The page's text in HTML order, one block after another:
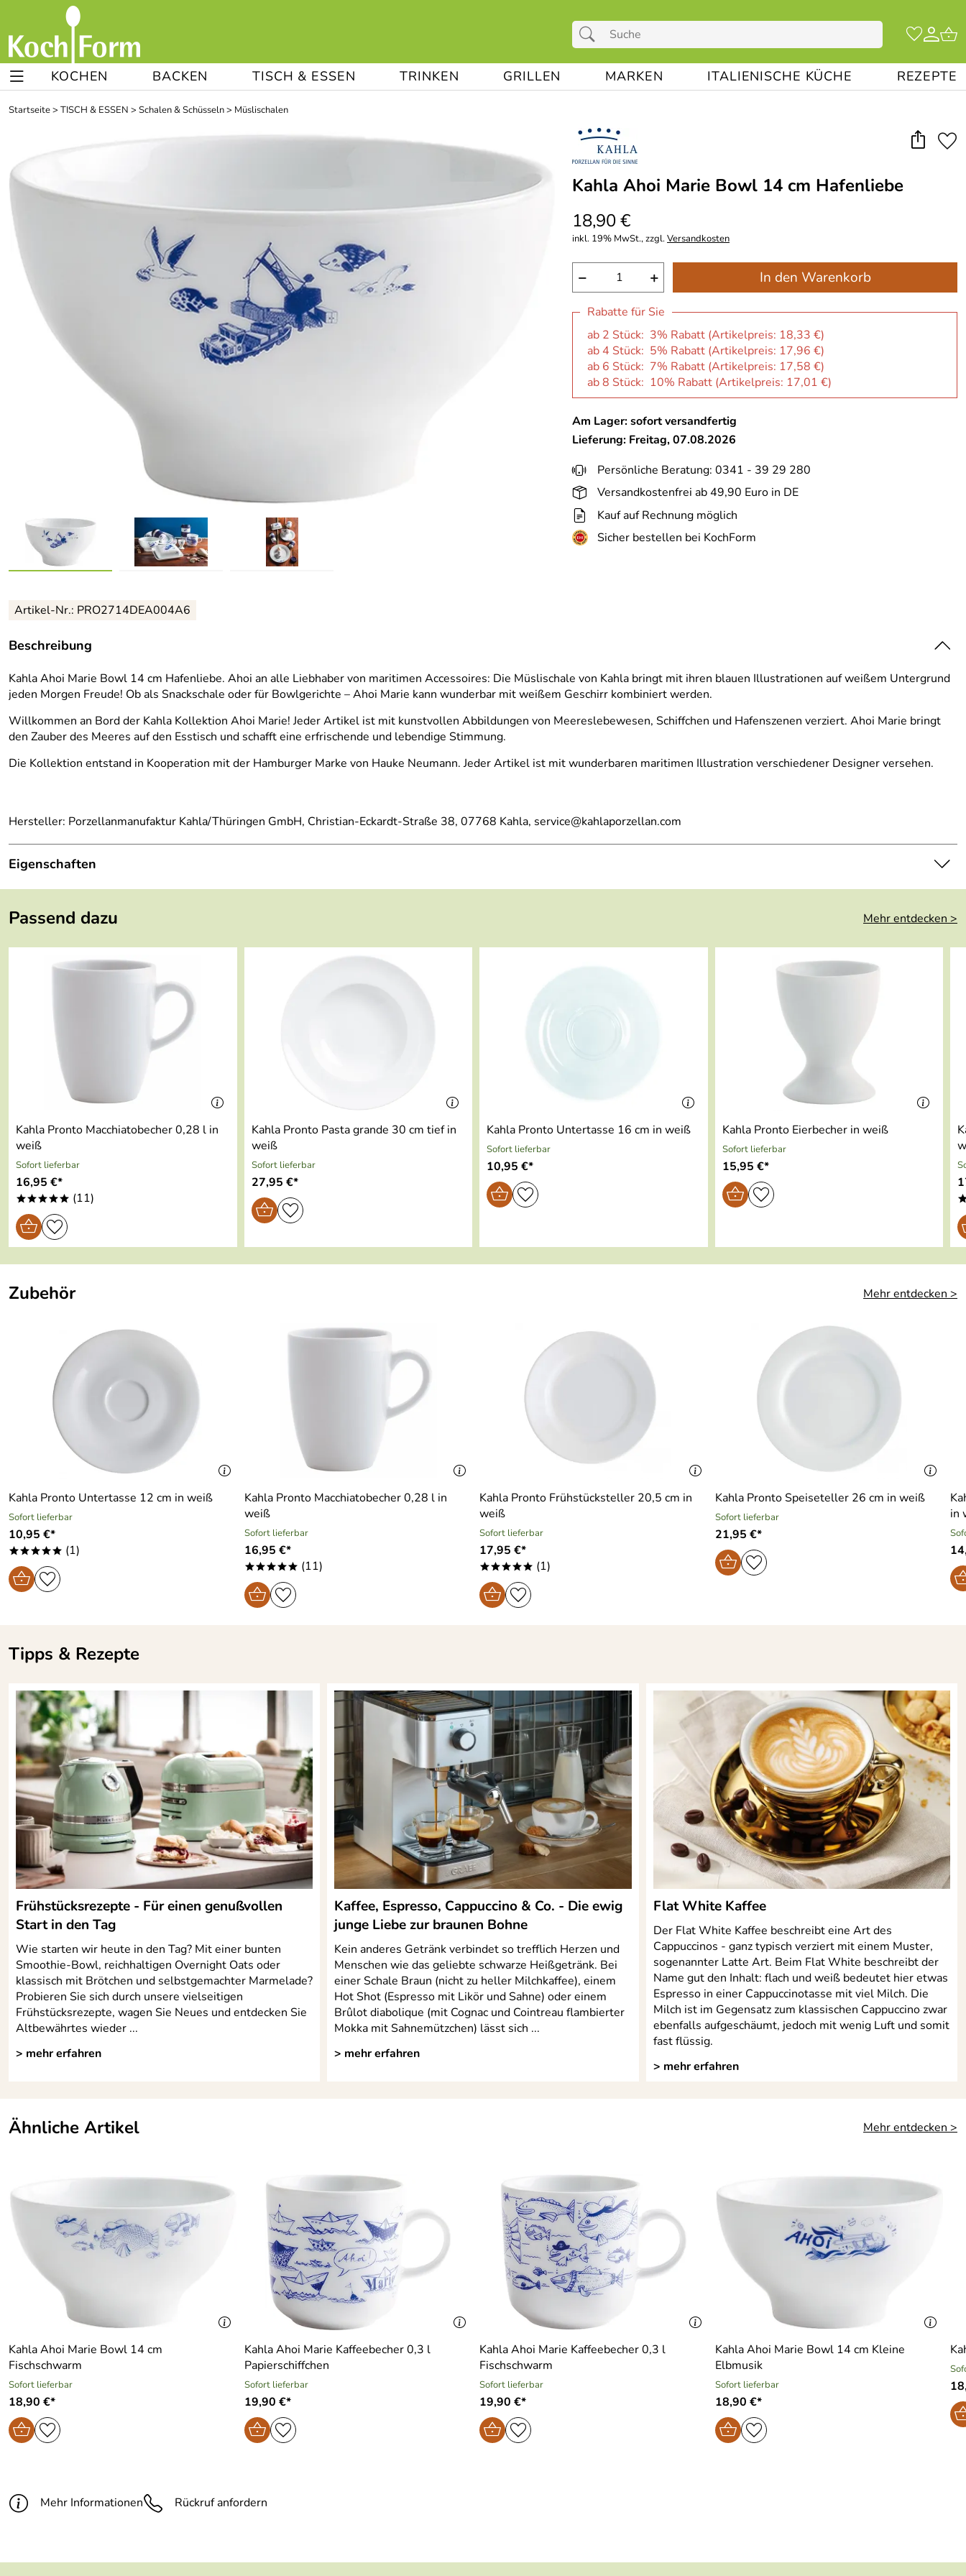
KOCHEN BACKEN TISCH & ESSEN TRINKEN GRILLEN MARKEN ITALIENISCHE KÜCHE REZEPTE
Startseite> TISCH & ESSEN > Schalen & Schüsseln> Müslischalen
Kahla Ahoi Marie Bowl 14 cm Hafenliebe
18,90 €
inkl. 19% MwSt., zzgl.Versandkosten
− + In den Warenkorb
Rabatte für Sie
ab 2 Stück: 3% Rabatt (Artikelpreis: 18,33 €)
ab 4 Stück: 5% Rabatt (Artikelpreis: 17,96 €)
ab 6 Stück: 7% Rabatt (Artikelpreis: 17,58 €)
ab 8 Stück: 10% Rabatt (Artikelpreis: 17,01 €)
Am Lager: sofort versandfertig
Lieferung: Freitag, 07.08.2026
Persönliche Beratung: 0341 - 39 29 280
Versandkostenfrei ab 49,90 Euro in DE
Kauf auf Rechnung möglich
Sicher bestellen bei KochForm
Artikel-Nr.: PRO2714DEA004A6
Beschreibung
Kahla Ahoi Marie Bowl 14 cm Hafenliebe. Ahoi an alle Liebhaber von maritimen Accessoires: Die Müslischale von Kahla bringt mit ihren blauen Illustrationen auf weißem Untergrund
jeden Morgen Freude! Ob als Snackschale oder für Bowlgerichte – Ahoi Marie kann wunderbar mit weißem Geschirr kombiniert werden.
Willkommen an Bord der Kahla Kollektion Ahoi Marie! Jeder Artikel ist mit kunstvollen Abbildungen von Meereslebewesen, Schiffchen und Hafenszenen verziert. Ahoi Marie bringt
den Zauber des Meeres auf den Esstisch und schafft eine erfrischende und lebendige Stimmung.
Die Kollektion entstand in Kooperation mit der Hamburger Marke von Hauke Neumann. Jeder Artikel ist mit wunderbaren maritimen Illustration verschiedener Designer versehen.
Hersteller: Porzellanmanufaktur Kahla/Thüringen GmbH, Christian-Eckardt-Straße 38, 07768 Kahla, service@kahlaporzellan.com
Eigenschaften
Füllmenge:
Durchmesser:
14 cm
spülmaschinenfest:
ja
Made in:
Passend dazu Mehr entdecken >
Kahla Pronto Macchiatobecher 0,28 l in
weiß
Sofort lieferbar
16,95 €*
***** (11)
Kahla Pronto Pasta grande 30 cm tief in
weiß
Sofort lieferbar
27,95 €*
Kahla Pronto Untertasse 16 cm in weiß
Sofort lieferbar
10,95 €*
Kahla Pronto Eierbecher in weiß
Sofort lieferbar
15,95 €*
Zubehör Mehr entdecken >
Kahla Pronto Untertasse 12 cm in weiß
Sofort lieferbar
10,95 €*
***** (1)
Kahla Pronto Macchiatobecher 0,28 l in
weiß
Sofort lieferbar
16,95 €*
***** (11)
Kahla Pronto Frühstücksteller 20,5 cm in
weiß
Sofort lieferbar
17,95 €*
***** (1)
Kahla Pronto Speiseteller 26 cm in weiß
Sofort lieferbar
21,95 €*
in
Tipps & Rezepte
Frühstücksrezepte - Für einen genußvollen
Start in den Tag
Wie starten wir heute in den Tag? Mit einer bunten
Smoothie-Bowl, reichhaltigen Overnight Oats oder
klassisch mit Brötchen und selbstgemachter Marmelade?
Probieren Sie sich durch unsere vielseitigen
Frühstücksrezepte, wagen Sie Neues und entdecken Sie
Altbewährtes wieder ...
> mehr erfahren
Kaffee, Espresso, Cappuccino & Co. - Die ewig
junge Liebe zur braunen Bohne
Kein anderes Getränk verbindet so trefflich Herzen und
Menschen wie das geliebte schwarze Heißgetränk. Bei
einer Schale Braun (nicht zu heller Milchkaffee), einem
Hot Shot (Espresso mit Likör und Sahne) oder einem
Brûlot diabolique (mit Cognac und Cointreau flambierter
Mokka mit Sahnemützchen) lässt sich ...
> mehr erfahren
Flat White Kaffee
Der Flat White Kaffee beschreibt eine Art des
Cappuccinos - ganz typisch verziert mit einem Muster,
sogenannter Latte Art. Beim Flat White beschreibt der
Name gut den Inhalt: flach und weiß bedeutet hier etwas
Espresso in einer Cappuccinotasse mit viel Milch. Die
Milch ist im Gegensatz zum klassischen Cappuccino zwar
ebenfalls aufgeschäumt, jedoch mit wenig Luft und somit
fast flüssig.
> mehr erfahren
Ähnliche Artikel Mehr entdecken >
Kahla Ahoi Marie Bowl 14 cm
Fischschwarm
Sofort lieferbar
18,90 €*
Kahla Ahoi Marie Kaffeebecher 0,3 l
Papierschiffchen
Sofort lieferbar
19,90 €*
Kahla Ahoi Marie Kaffeebecher 0,3 l
Fischschwarm
Sofort lieferbar
19,90 €*
Kahla Ahoi Marie Bowl 14 cm Kleine
Elbmusik
Sofort lieferbar
18,90 €*
Mehr Informationen Rückruf anfordern